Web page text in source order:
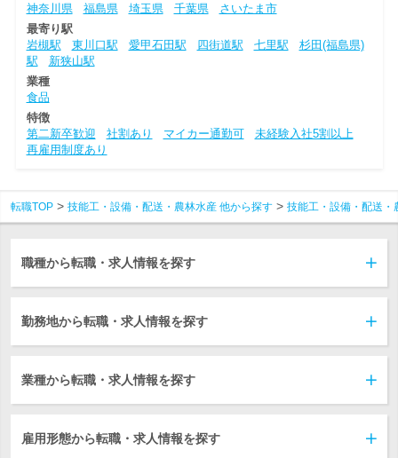
神奈川県
福島県 埼玉県 千葉県
さいたま市
最寄り駅
岩槻駅
東川口駅 愛甲石田駅 四街道駅 七里駅
杉田(福島県)
駅
新狭山駅
業種
食品
特徴
第二新卒歓迎
社割あり マイカー通勤可
未経験入社5割以上
再雇用制度あり
転職TOP 技能工・設備・配送・農林水産 他から探す 技能工・設備・配送・
職種から転職・求人情報を探す
勤務地から転職・求人情報を探す
業種から転職・求人情報を探す
雇用形態から転職・求人情報を探す